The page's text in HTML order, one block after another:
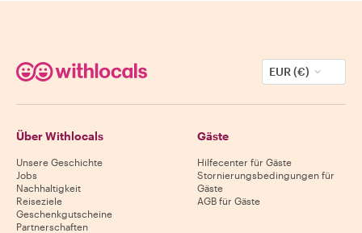
EUR (€)
Über Withlocals
Unsere Geschichte
Jobs
Nachhaltigkeit
Reiseziele
Geschenkgutscheine
Partnerschaften
Gäste
Hilfecenter für Gäste
Stornierungsbedingungen für
Gäste
AGB für Gäste